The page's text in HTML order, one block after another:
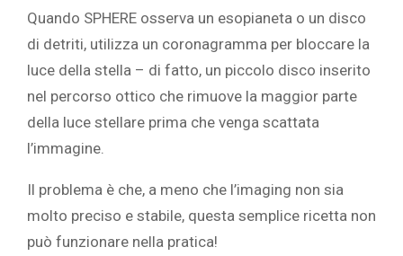
Quando SPHERE osserva un esopianeta o un disco
di detriti, utilizza un coronagramma per bloccare la
luce della stella – di fatto, un piccolo disco inserito
nel percorso ottico che rimuove la maggior parte
della luce stellare prima che venga scattata
l’immagine.
Il problema è che, a meno che l’imaging non sia
molto preciso e stabile, questa semplice ricetta non
può funzionare nella pratica!